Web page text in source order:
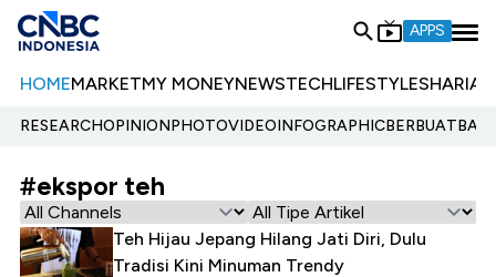
APPS
HOMEMARKETMY MONEYNEWSTECHLIFESTYLESHARIA
RESEARCHOPINIONPHOTOVIDEOINFOGRAPHIC
#ekspor teh
Teh Hijau Jepang Hilang Jati Diri, Dulu
Tradisi Kini Minuman Trendy